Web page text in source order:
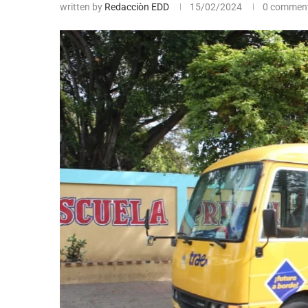
written by Redacciòn EDD 15/02/2024 0